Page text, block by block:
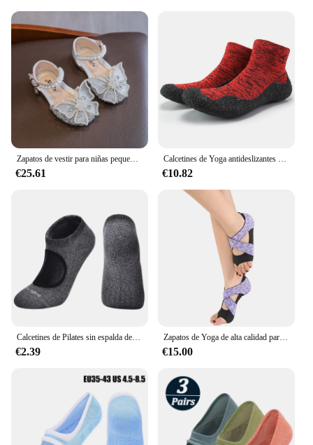
€25.61 €10.82
€2.39
Zapatos de Yoga de alta calidad para mujer, zapatillas antideslizantes de vendaje cruzado, amortiguación profesional de secado rápido, Yoga, Pilates, Ballet, buen agarre para Fitness
€15.00